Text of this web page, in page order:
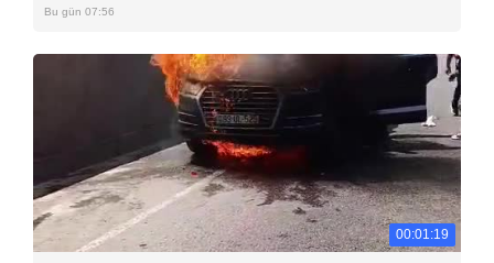
Bu gün 07:56
00:01:19